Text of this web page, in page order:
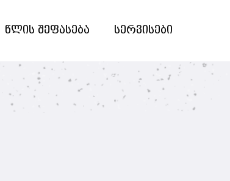
წლის შეფასება სერვისები